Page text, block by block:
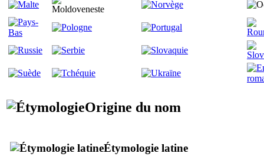
Origine du nom
Étymologie latine